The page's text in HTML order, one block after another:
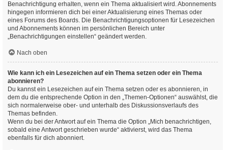
Benachrichtigung erhalten, wenn ein Thema aktualisiert wird. Abonnements
hingegen informieren dich bei einer Aktualisierung eines Themas oder
eines Forums des Boards. Die Benachrichtigungsoptionen für Lesezeichen
und Abonnements können im persönlichen Bereich unter
„Benachrichtigungen einstellen“ geändert werden.
Nach oben
Wie kann ich ein Lesezeichen auf ein Thema setzen oder ein Thema
abonnieren?
Du kannst ein Lesezeichen auf ein Thema setzen oder es abonnieren, in
dem du die entsprechende Option in den „Themen-Optionen“ auswählst, die
sich normalerweise ober- und unterhalb des Diskussionsverlaufs des
Themas befinden.
Wenn du bei der Antwort auf ein Thema die Option „Mich benachrichtigen,
sobald eine Antwort geschrieben wurde“ aktivierst, wird das Thema
ebenfalls für dich abonniert.